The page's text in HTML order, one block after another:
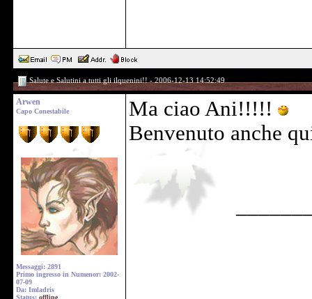
Salute e Salutini a tutti gli ilquenini!! - 2006-12-13 14:52:49
Arwen
Capo Conestabile
Messaggi: 2891
Primo ingresso in Numenor: 2002-
07-09
Da: Imladris
Status: offline
Ma ciao Ani!!!!!
Benvenuto anche